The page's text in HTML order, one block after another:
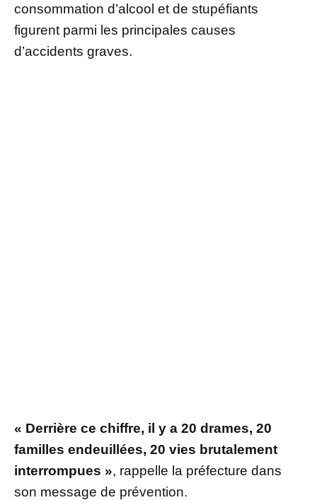
consommation d’alcool et de stupéfiants
figurent parmi les principales causes
d’accidents graves.
« Derrière ce chiffre, il y a 20 drames, 20
familles endeuillées, 20 vies brutalement
interrompues », rappelle la préfecture dans
son message de prévention.